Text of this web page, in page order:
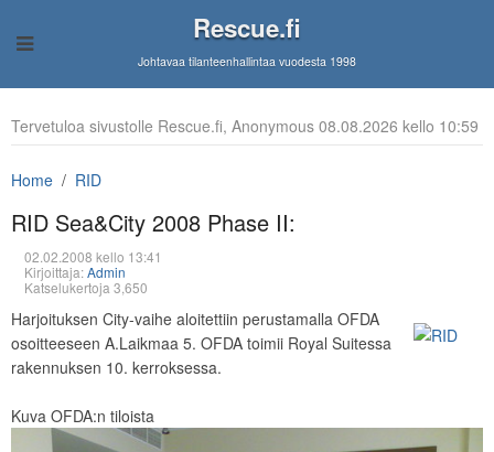
Rescue.fi
Johtavaa tilanteenhallintaa vuodesta 1998
Tervetuloa sivustolle Rescue.fi, Anonymous 08.08.2026 kello 10:59
Home RID
RID Sea&City 2008 Phase II:
02.02.2008 kello 13:41
Kirjoittaja:Admin
Katselukertoja 3,650
Harjoituksen City-vaihe aloitettiin perustamalla OFDA
osoitteeseen A.Laikmaa 5. OFDA toimii Royal Suitessa
rakennuksen 10. kerroksessa.
Kuva OFDA:n tiloista